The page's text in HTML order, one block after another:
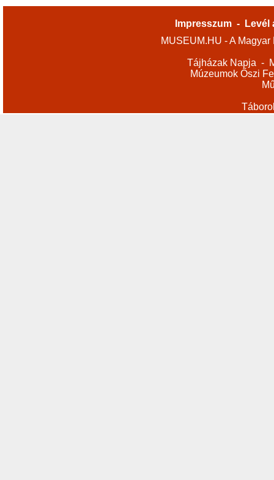
Impresszum -
Levél
MUSEUM.HU - A
Tájházak Napja -
Múzeumok Őszi